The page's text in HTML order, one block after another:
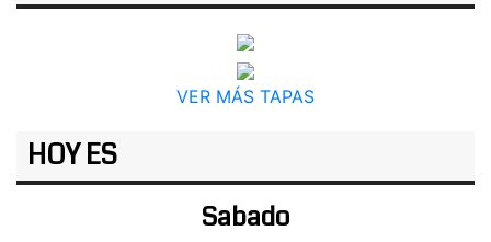
VER MÁS TAPAS
HOY ES
Sabado